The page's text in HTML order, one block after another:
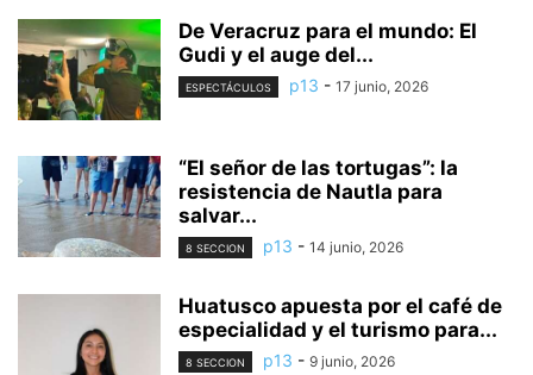
De Veracruz para el mundo: El
Gudi y el auge del...
ESPECTÁCULOS p13 - 17 junio, 2026
“El señor de las tortugas”: la
resistencia de Nautla para
salvar...
8 SECCION p13 - 14 junio, 2026
Huatusco apuesta por el café de
especialidad y el turismo para...
8 SECCION p13 - 9 junio, 2026